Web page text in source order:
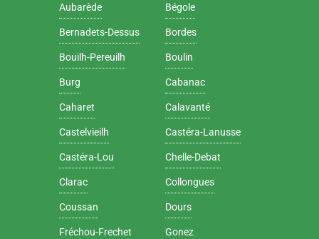
Aubarède Bégole
Bernadets-Dessus Bordes
Bouilh-Pereuilh Boulin
Burg Cabanac
Caharet Calavanté
Castelvieilh Castéra-Lanusse
Castéra-Lou Chelle-Debat
Clarac Collongues
Coussan Dours
Fréchou-Frechet Gonez